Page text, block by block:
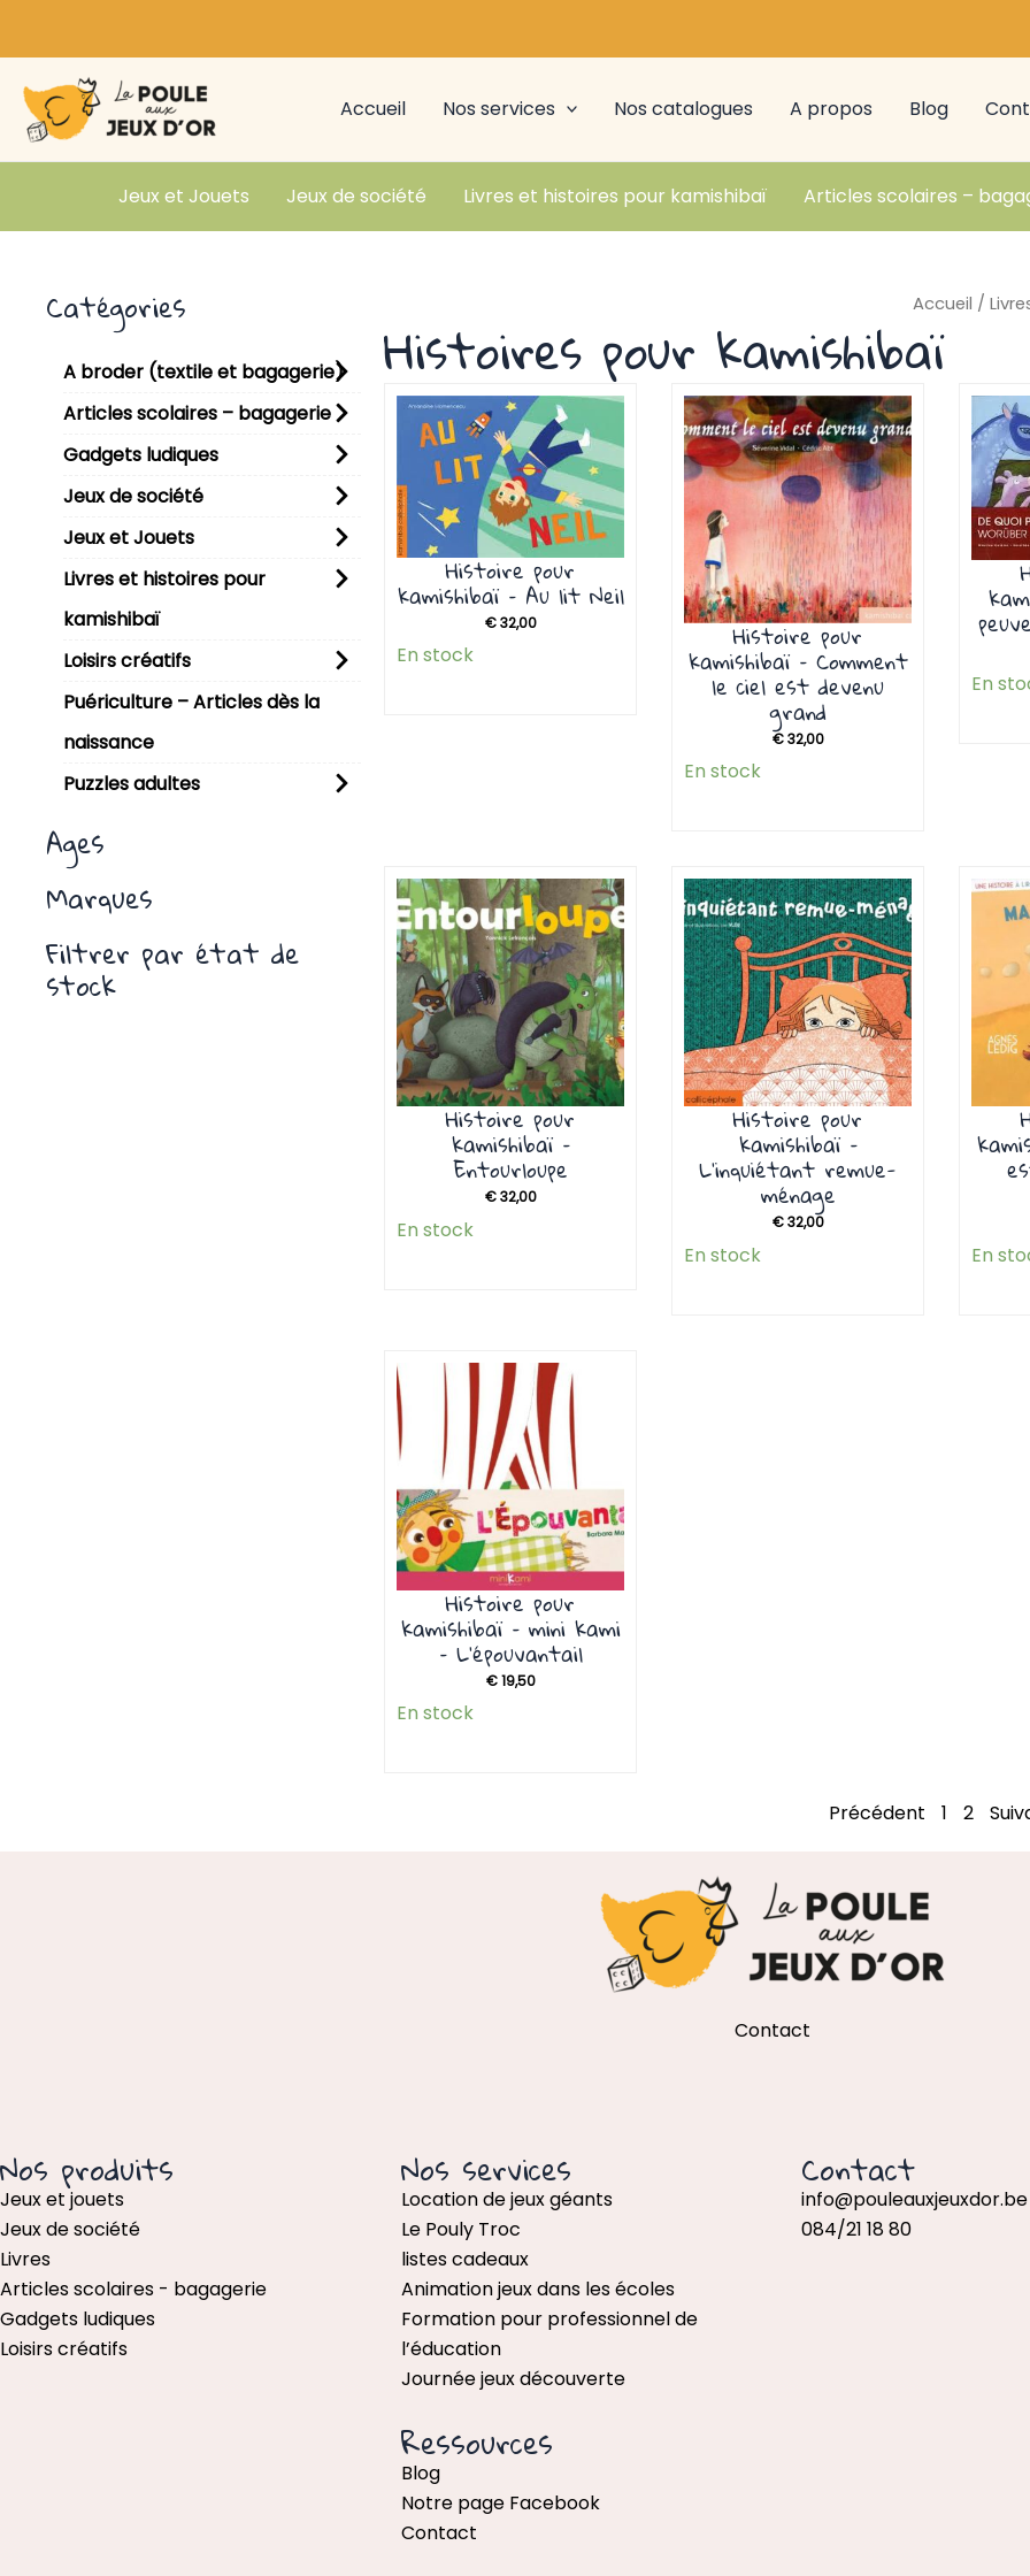
Accueil
Nos services Nos catalogues A propos Blog
Jeux et Jouets Jeux de société Livres et histoires pour kamishibaï Articles scolaires –
Catégories
A broder (textile et bagagerie)
Articles scolaires – bagagerie
Gadgets ludiques
Jeux de société
Jeux et Jouets
Livres et histoires pour
kamishibaï
Loisirs créatifs
Puériculture – Articles dès la
naissance
Puzzles adultes
Ages
Marques
Filtrer par état de
stock
Accueil /
Histoires pour kamishibaï
Histoire pour
kamishibaï – Au lit Neil
€32,00
En stock Histoire pour
kamishibaï – Comment
le ciel est devenu
grand
€32,00
En stock
En
Histoire pour
kamishibaï –
Entourloupe
€32,00
En stock
Histoire pour
kamishibaï –
L’inquiétant remue-
ménage
€32,00
En stock En
Histoire pour
kamishibaï – mini kami
– L’épouvantail
€19,50
En stock
Précédent
Page
1
Page
2
Contact
Nos produits
Jeux et jouets
Jeux de société
Livres
Articles scolaires - bagagerie
Gadgets ludiques
Loisirs créatifs
Nos services
Location de jeux géants
Le Pouly Troc
listes cadeaux
Animation jeux dans les écoles
Formation pour professionnel de
l’éducation
Journée jeux découverte
Ressources
Blog
Notre page Facebook
Contact
Contact
info@pouleauxjeuxdor.be
084/21 18 80